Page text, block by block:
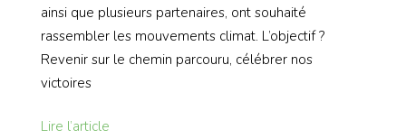
ainsi que plusieurs partenaires, ont souhaité
rassembler les mouvements climat. L’objectif ?
Revenir sur le chemin parcouru, célébrer nos
victoires
Lire l’article